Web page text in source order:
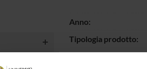
Anno:
Tipologia prodotto: